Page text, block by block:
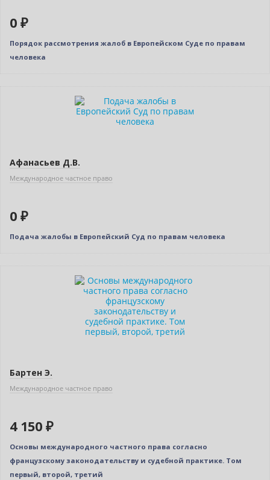
0 ₽
Порядок рассмотрения жалоб в Европейском Суде по правам
человека
Афанасьев Д.В.
Международное частное право
0 ₽
Подача жалобы в Европейский Суд по правам человека
Бартен Э.
Международное частное право
4 150 ₽
Основы международного частного права согласно
французскому законодательству и судебной практике. Том
первый, второй, третий